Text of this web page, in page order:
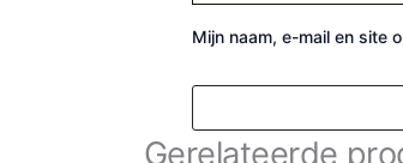
Mijn naam, e-mail en site
Gerelateerde